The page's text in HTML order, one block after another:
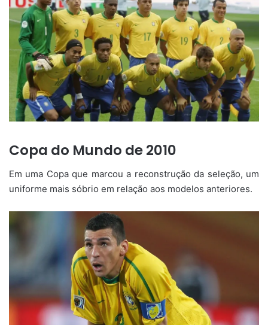
Copa do Mundo de 2010
Em uma Copa que marcou a reconstrução da seleção, um
uniforme mais sóbrio em relação aos modelos anteriores.